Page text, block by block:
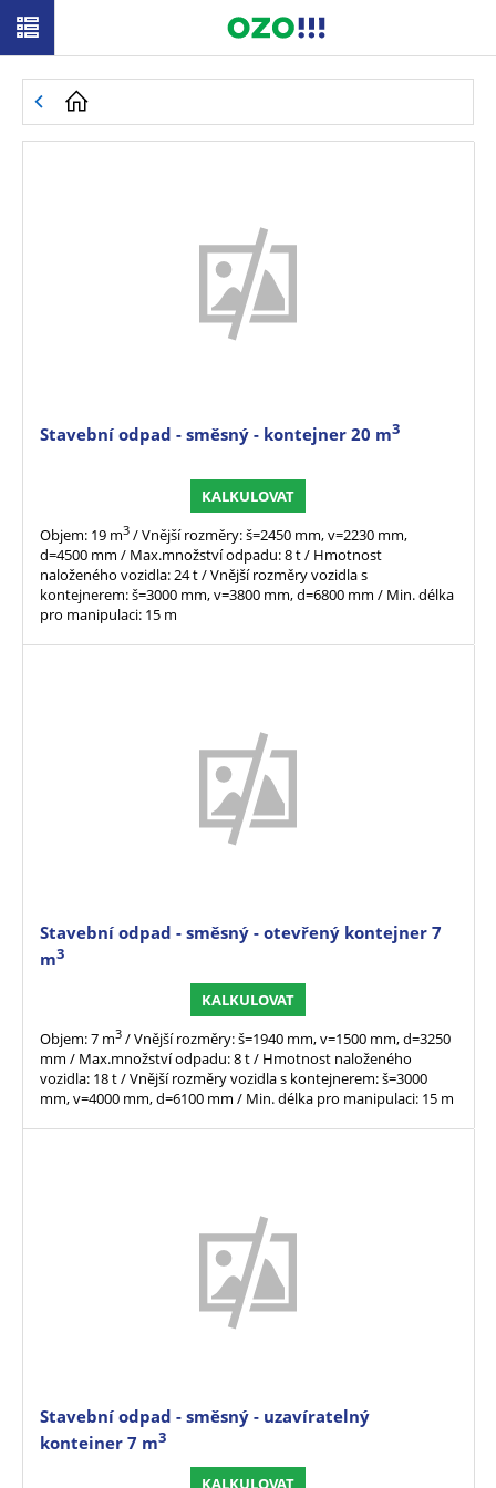
Stavební odpad - směsný - kontejner 20 m3
KALKULOVAT
Objem: 19 m3 / Vnější rozměry: š=2450 mm, v=2230 mm,
d=4500 mm / Max.množství odpadu: 8 t / Hmotnost
naloženého vozidla: 24 t / Vnější rozměry vozidla s
kontejnerem: š=3000 mm, v=3800 mm, d=6800 mm / Min. délka
pro manipulaci: 15 m
Stavební odpad - směsný - otevřený kontejner 7
m3
KALKULOVAT
Objem: 7 m3 / Vnější rozměry: š=1940 mm, v=1500 mm, d=3250
mm / Max.množství odpadu: 8 t / Hmotnost naloženého
vozidla: 18 t / Vnější rozměry vozidla s kontejnerem: š=3000
mm, v=4000 mm, d=6100 mm / Min. délka pro manipulaci: 15 m
Stavební odpad - směsný - uzavíratelný
kontejner 7 m3
KALKULOVAT